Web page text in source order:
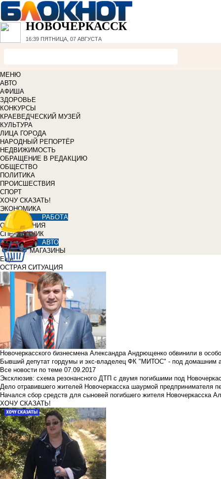
НОВОЧЕРКАССК
16:39 ПЯТНИЦА, 07 АВГУСТА
МЕНЮ
АВТО
АФИША
ЗДОРОВЬЕ
КОНКУРСЫ
КРАЕВЕДЧЕСКИЙ МУЗЕЙ
КУЛЬТУРА
ЛИЦА ГОРОДА
НАРОДНЫЙ РЕПОРТЁР
НЕДВИЖИМОСТЬ
ОБРАЩЕНИЕ В РЕДАКЦИЮ
ОБЩЕСТВО
ПОЛИТИКА
ПРОИСШЕСТВИЯ
СПОРТ
ХОЧУ СКАЗАТЬ!
ЭКОНОМИКА
РАБОТА
ОБЪЯВЛЕНИЯ
СПРАВОЧНИК
АВТО
МАГАЗИНЫ
Еще
ОСТРАЯ СИТУАЦИЯ
Новочеркасского бизнесмена Александра Андрющенко обвинили в
Бывший депутат гордумы и экс-владелец ФК "МИТОС" - под домашним
Все новости по теме 07.09.2017
Эксклюзив: схема резонансного ДТП с двумя погибшими под
Дело отравившего жителей Новочеркасска шаурмой предпринимателя
Начался сбор средств для сыновей погибшего жителя Новочеркасска
ХОЧУ СКАЗАТЬ!